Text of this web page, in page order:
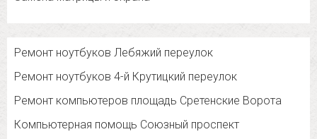
Ремонт ноутбуков Лебяжий переулок
Ремонт ноутбуков 4-й Крутицкий переулок
Ремонт компьютеров площадь Сретенские Ворота
Компьютерная помощь Союзный проспект